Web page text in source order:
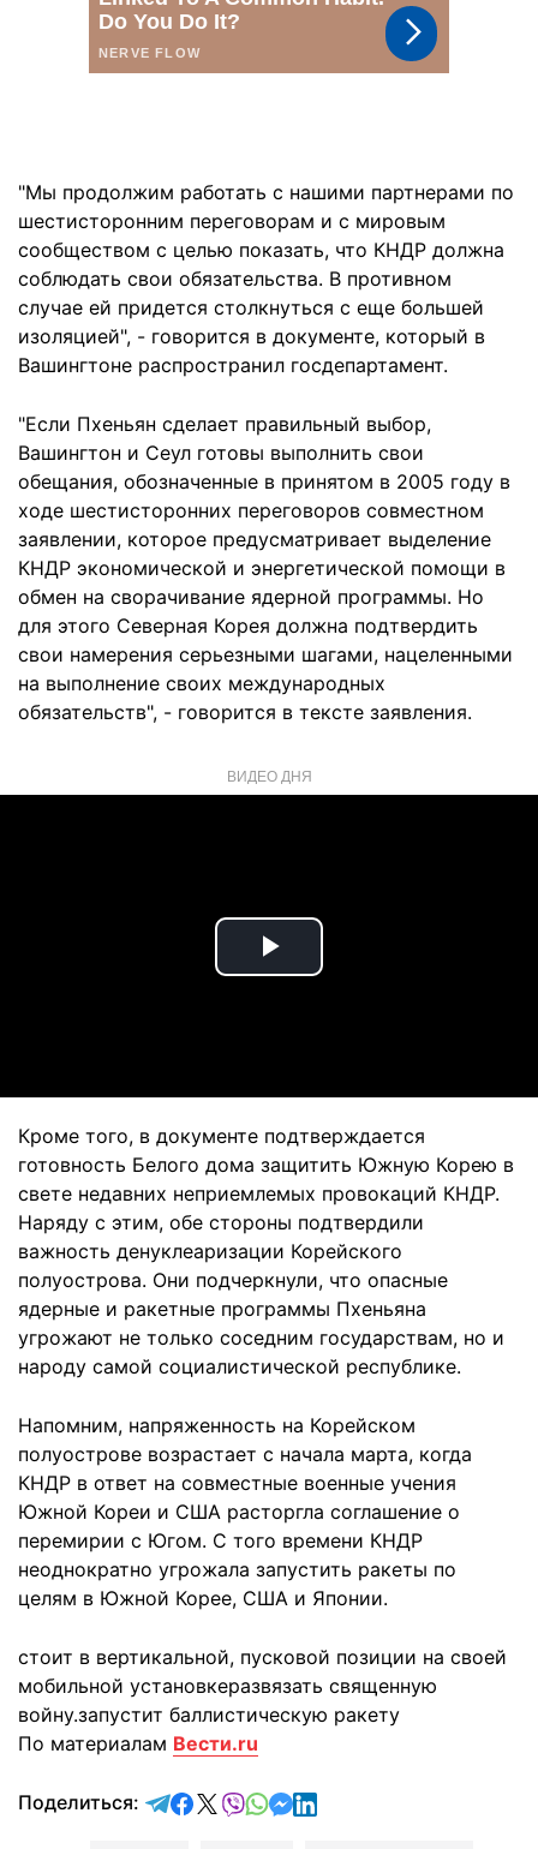
"Мы продолжим работать с нашими партнерами по
шестисторонним переговорам и с мировым
сообществом с целью показать, что КНДР должна
соблюдать свои обязательства. В противном
случае ей придется столкнуться с еще большей
изоляцией", - говорится в документе, который в
Вашингтоне распространил госдепартамент.
"Если Пхеньян сделает правильный выбор,
Вашингтон и Сеул готовы выполнить свои
обещания, обозначенные в принятом в 2005 году в
ходе шестисторонних переговоров совместном
заявлении, которое предусматривает выделение
КНДР экономической и энергетической помощи в
обмен на сворачивание ядерной программы. Но
для этого Северная Корея должна подтвердить
свои намерения серьезными шагами, нацеленными
на выполнение своих международных
обязательств", - говорится в тексте заявления.
ВИДЕО ДНЯ
Play
Кроме того, в документе подтверждается
готовность Белого дома защитить Южную Корею в
свете недавних неприемлемых провокаций КНДР.
Наряду с этим, обе стороны подтвердили
важность денуклеаризации Корейского
полуострова. Они подчеркнули, что опасные
ядерные и ракетные программы Пхеньяна
угрожают не только соседним государствам, но и
народу самой социалистической республике.
Напомним, напряженность на Корейском
полуострове возрастает с начала марта, когда
КНДР в ответ на совместные военные учения
Южной Кореи и США расторгла соглашение о
перемирии с Югом. С того времени КНДР
неоднократно угрожала запустить ракеты по
целям в Южной Корее, США и Японии.
стоит в вертикальной, пусковой позиции на своей
мобильной установкеразвязать священную
войну.запустит баллистическую ракету
По материалам Вести.ru
Поделиться: отправить в Telegram
поделиться в Facebook
поделиться в X
отправить в Viber
отправить в Whatsapp
отправить в Messenger
отправить в LinkedIn